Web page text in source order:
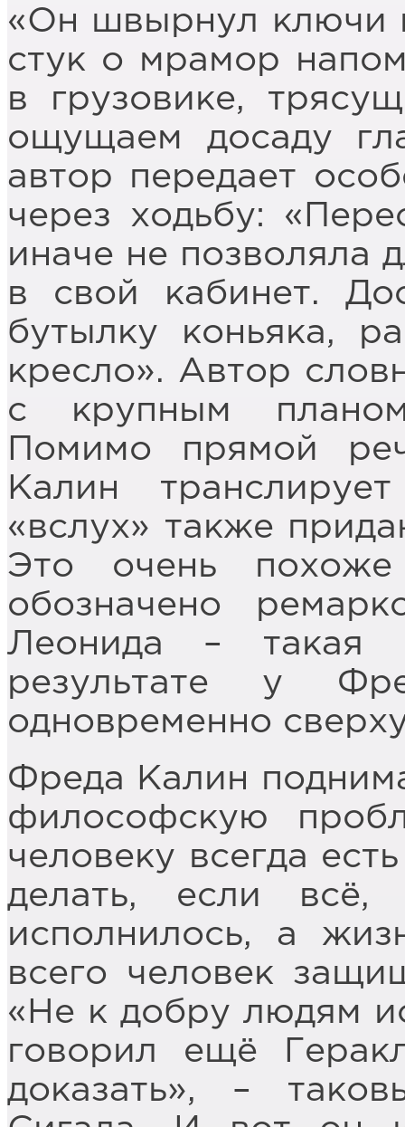
«Он швырнул ключи
стук о мрамор
в грузовике,
ощущаем досаду
автор передает
через ходьбу:
иначе не позволяла
в свой кабинет.
бутылку коньяка,
кресло». Автор
с крупным
Помимо прямой
Калин
«вслух» также
Это очень
обозначено
Леонида – такая
результате у
одновременно
Фреда Калин
философскую
человеку всегда
делать, если
исполнилось, а
всего человек
«Не к добру людям
говорил ещё
доказать», –